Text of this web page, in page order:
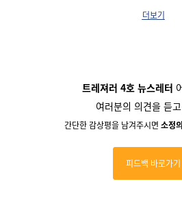
더보기
트레져러 4호 뉴스레터
여러분의 의견을 듣
간단한 감상평을 남겨주시면 소정
피드백 바로가기